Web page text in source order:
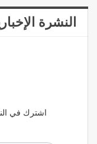
النشرة
اشترك في